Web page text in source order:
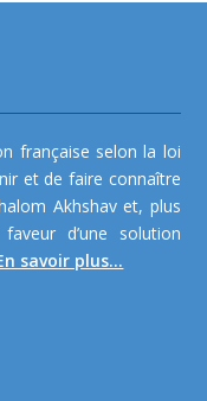
française selon la loi
et de faire connaître
Akhshav et, plus
d’une solution
savoir plus...